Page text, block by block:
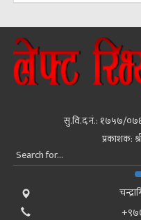
सु.वि.द.नं.: १७५७/
प्रकाशक: